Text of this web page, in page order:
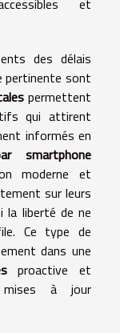
et
des délais
pertinente sont
permettent
qui attirent
informés en
smartphone
moderne et
sur leurs
la liberté de ne
Ce type de
dans une
proactive et
mises à jour